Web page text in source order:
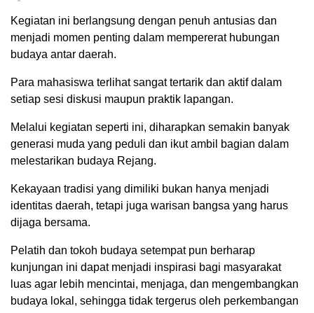
Kegiatan ini berlangsung dengan penuh antusias dan
menjadi momen penting dalam mempererat hubungan
budaya antar daerah.
Para mahasiswa terlihat sangat tertarik dan aktif dalam
setiap sesi diskusi maupun praktik lapangan.
Melalui kegiatan seperti ini, diharapkan semakin banyak
generasi muda yang peduli dan ikut ambil bagian dalam
melestarikan budaya Rejang.
Kekayaan tradisi yang dimiliki bukan hanya menjadi
identitas daerah, tetapi juga warisan bangsa yang harus
dijaga bersama.
Pelatih dan tokoh budaya setempat pun berharap
kunjungan ini dapat menjadi inspirasi bagi masyarakat
luas agar lebih mencintai, menjaga, dan mengembangkan
budaya lokal, sehingga tidak tergerus oleh perkembangan